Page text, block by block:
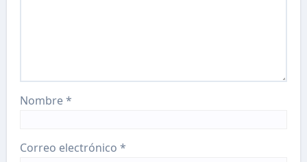
Nombre*
Correo electrónico*